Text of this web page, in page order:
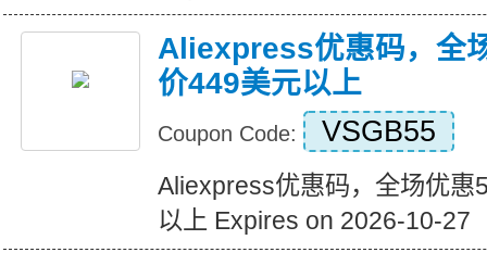
Aliexpress优惠码，全
价449美元以上
Coupon Code: VSGB55
Aliexpress优惠码，全场优惠
以上 Expires on 2026-10-27